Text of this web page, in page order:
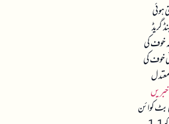
ہوئی
گریڈ
خوف کی
خوف کی
خبریں
بٹ کوائن